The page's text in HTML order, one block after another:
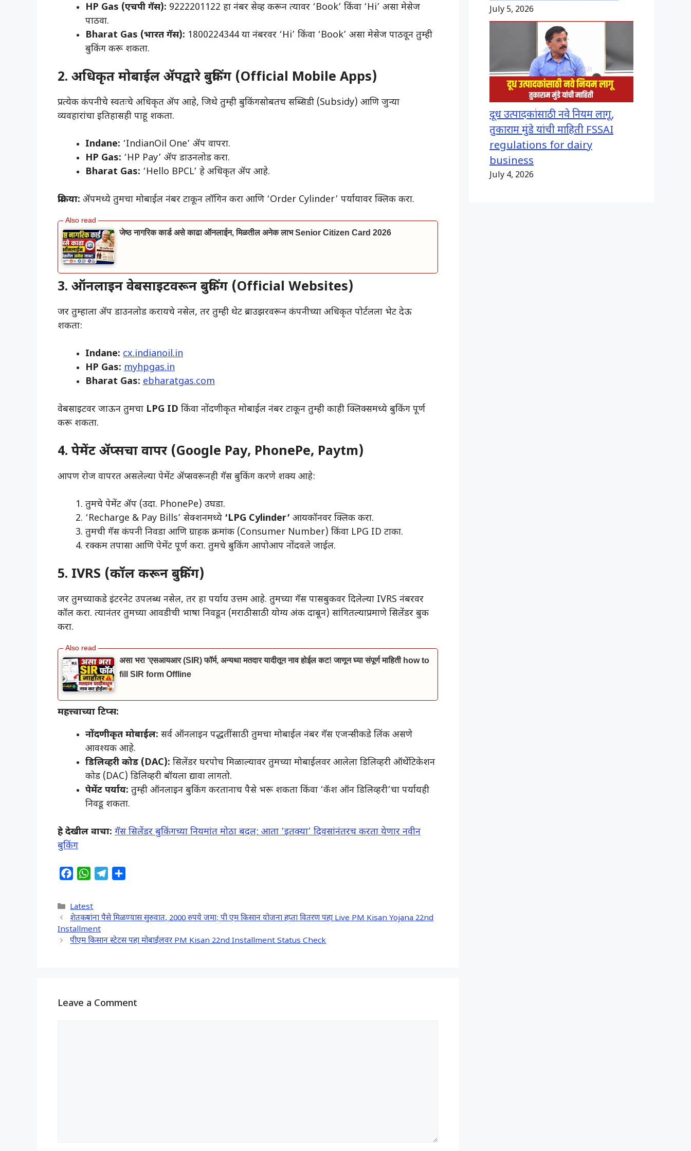
HP Gas (एचपी गॅस): 9222201122 हा नंबर सेव्ह करून त्यावर ‘Book’ किंवा ‘Hi’ असा मेसेज
पाठवा.
Bharat Gas (भारत गॅस): 1800224344 या नंबरवर ‘Hi’ किंवा ‘Book’ असा मेसेज पाठवून तुम्ही
बुकिंग करू शकता.
2. अधिकृत मोबाईल ॲपद्वारे बुकिंग (Official Mobile Apps)
​प्रत्येक कंपनीचे स्वतःचे अधिकृत ॲप आहे, जिथे तुम्ही बुकिंगसोबतच सब्सिडी (Subsidy) आणि जुन्या
व्यवहारांचा इतिहासही पाहू शकता.
Indane: ‘IndianOil One’ ॲप वापरा.
HP Gas: ‘HP Pay’ ॲप डाउनलोड करा.
Bharat Gas: ‘Hello BPCL’ हे अधिकृत ॲप आहे.
प्रक्रिया: ॲपमध्ये तुमचा मोबाईल नंबर टाकून लॉगिन करा आणि ‘Order Cylinder’ पर्यायावर क्लिक करा.
जेष्ठ नागरिक कार्ड असे काढा ऑनलाईन, मिळतील अनेक लाभ Senior Citizen Card 2026
3. ऑनलाइन वेबसाइटवरून बुकिंग (Official Websites)
​जर तुम्हाला ॲप डाउनलोड करायचे नसेल, तर तुम्ही थेट ब्राउझरवरून कंपनीच्या अधिकृत पोर्टलला भेट देऊ
शकता:
Indane: cx.indianoil.in
HP Gas: myhpgas.in
Bharat Gas: ebharatgas.com
​वेबसाइटवर जाऊन तुमचा LPG ID किंवा नोंदणीकृत मोबाईल नंबर टाकून तुम्ही काही क्लिक्समध्ये बुकिंग पूर्ण
करू शकता.
4. पेमेंट ॲप्सचा वापर (Google Pay, PhonePe, Paytm)
​आपण रोज वापरत असलेल्या पेमेंट ॲप्सवरूनही गॅस बुकिंग करणे शक्य आहे:
​तुमचे पेमेंट ॲप (उदा. PhonePe) उघडा.
​‘Recharge & Pay Bills’ सेक्शनमध्ये ‘LPG Cylinder’ आयकॉनवर क्लिक करा.
​तुमची गॅस कंपनी निवडा आणि ग्राहक क्रमांक (Consumer Number) किंवा LPG ID टाका.
​रक्कम तपासा आणि पेमेंट पूर्ण करा. तुमचे बुकिंग आपोआप नोंदवले जाईल.
5. IVRS (कॉल करून बुकिंग)
​जर तुमच्याकडे इंटरनेट उपलब्ध नसेल, तर हा पर्याय उत्तम आहे. तुमच्या गॅस पासबुकवर दिलेल्या IVRS नंबरवर
कॉल करा. त्यानंतर तुमच्या आवडीची भाषा निवडून (मराठीसाठी योग्य अंक दाबून) सांगितल्याप्रमाणे सिलेंडर बुक
करा.
असा भरा ‘एसआयआर (SIR) फॉर्म, अन्यथा मतदार यादीतून नाव होईल कट! जाणून घ्या संपूर्ण माहिती how to
fill SIR form Offline
महत्त्वाच्या टिप्स:
नोंदणीकृत मोबाईल: सर्व ऑनलाइन पद्धतींसाठी तुमचा मोबाईल नंबर गॅस एजन्सीकडे लिंक असणे
आवश्यक आहे.
डिलिव्हरी कोड (DAC): सिलेंडर घरपोच मिळाल्यावर तुमच्या मोबाईलवर आलेला डिलिव्हरी ऑथेंटिकेशन
कोड (DAC) डिलिव्हरी बॉयला द्यावा लागतो.
पेमेंट पर्याय: तुम्ही ऑनलाइन बुकिंग करतानाच पैसे भरू शकता किंवा ‘कॅश ऑन डिलिव्हरी’चा पर्यायही
निवडू शकता.
हे देखील वाचा: गॅस सिलेंडर बुकिंगच्या नियमांत मोठा बदल; आता ‘इतक्या’ दिवसांनंतरच करता येणार नवीन
बुकिंग
e
b
o
W
t
s
A
e
r
r
Categories
Latest
शेतकऱ्यांना पैसे मिळण्यास सुरुवात, 2000 रुपये जमा; पी एम किसान योजना हप्ता वितरण पहा Live PM Kisan Yojana 22nd
Installment
पीएम किसान स्टेटस पहा मोबाईलवर PM Kisan 22nd Installment Status Check
Leave a Comment
July 5, 2026
दूध उत्पादकांसाठी नवे नियम लागू,
तुकाराम मुंडे यांची माहिती FSSAI
regulations for dairy
business
July 4, 2026